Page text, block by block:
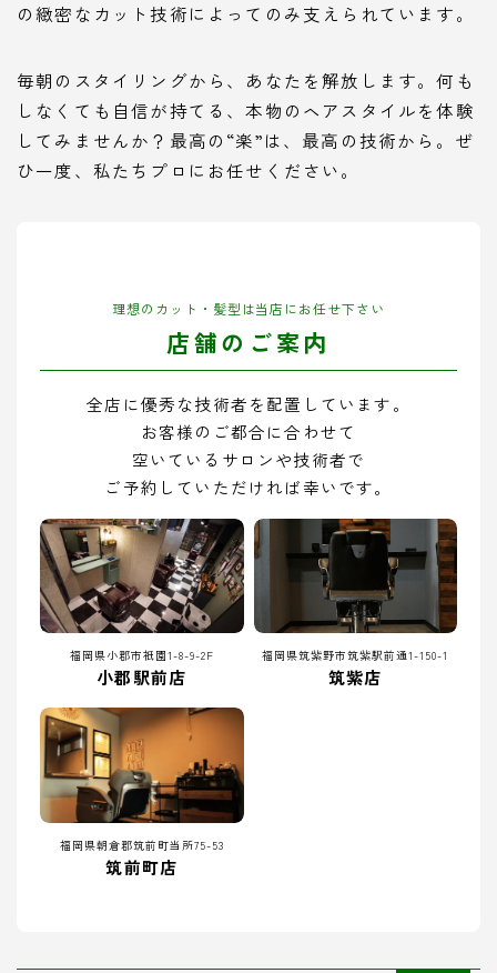
の緻密なカット技術によってのみ支えられています。
毎朝のスタイリングから、あなたを解放します。何も
しなくても自信が持てる、本物のヘアスタイルを体験
してみませんか？最高の“楽”は、最高の技術から。ぜ
ひ一度、私たちプロにお任せください。
理想のカット・髪型は当店にお任せ下さい
店舗のご案内
全店に優秀な技術者を配置しています。
お客様のご都合に合わせて
空いているサロンや技術者で
ご予約していただければ幸いです。
福岡県小郡市祇園1-8-9-2F
小郡駅前店
福岡県筑紫野市筑紫駅前通1-150-1
筑紫店
福岡県朝倉郡筑前町当所75-53
筑前町店